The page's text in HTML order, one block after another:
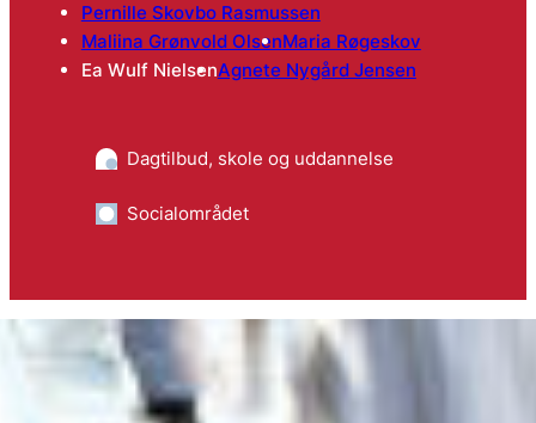
Pernille Skovbo Rasmussen
Maliina Grønvold OlsenMaria Røgeskov
Ea Wulf NielsenAgnete Nygård Jensen
Dagtilbud, skole og uddannelse
Socialområdet